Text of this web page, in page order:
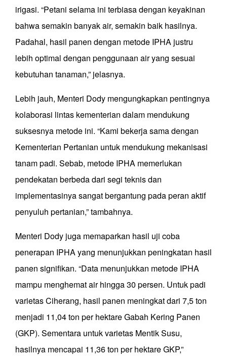
irigasi. “Petani selama ini terbiasa dengan keyakinan
bahwa semakin banyak air, semakin baik hasilnya.
Padahal, hasil panen dengan metode IPHA justru
lebih optimal dengan penggunaan air yang sesuai
kebutuhan tanaman,” jelasnya.
Lebih jauh, Menteri Dody mengungkapkan pentingnya
kolaborasi lintas kementerian dalam mendukung
suksesnya metode ini. “Kami bekerja sama dengan
Kementerian Pertanian untuk mendukung mekanisasi
tanam padi. Sebab, metode IPHA memerlukan
pendekatan berbeda dari segi teknis dan
implementasinya sangat bergantung pada peran aktif
penyuluh pertanian,” tambahnya.
Menteri Dody juga memaparkan hasil uji coba
penerapan IPHA yang menunjukkan peningkatan hasil
panen signifikan. “Data menunjukkan metode IPHA
mampu menghemat air hingga 30 persen. Untuk padi
varietas Ciherang, hasil panen meningkat dari 7,5 ton
menjadi 11,04 ton per hektare Gabah Kering Panen
(GKP). Sementara untuk varietas Mentik Susu,
hasilnya mencapai 11,36 ton per hektare GKP,”